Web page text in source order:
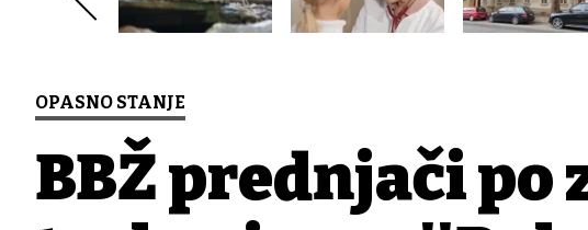
OPASNO STANJE
BBŽ prednjači